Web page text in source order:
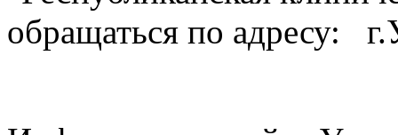
обращаться по адресу: